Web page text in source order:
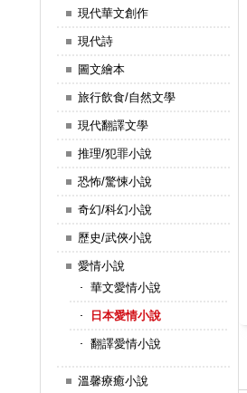
現代華文創作
現代詩
圖文繪本
旅行飲食/自然文學
現代翻譯文學
推理/犯罪小說
恐怖/驚悚小說
奇幻/科幻小說
歷史/武俠小說
愛情小說
華文愛情小說
日本愛情小說
翻譯愛情小說
溫馨療癒小說